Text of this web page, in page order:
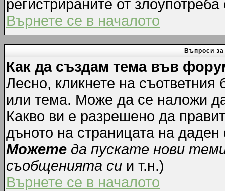
регистрираните от
Върнете се в началото
Въпроси
Как да създам тема във
Лесно, кликнете на
или тема. Може да се наложи
Какво ви е разрешено да
дъното на страницата на
Можете да пускате нови
съобщенията си и т.н.)
Върнете се в началото